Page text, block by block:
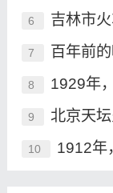
6 吉林市
7 百年前
8 1929年
9 北京天
10 1912年